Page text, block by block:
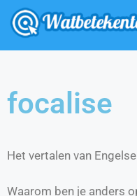
focalise
Het vertalen van
Waarom ben je anders